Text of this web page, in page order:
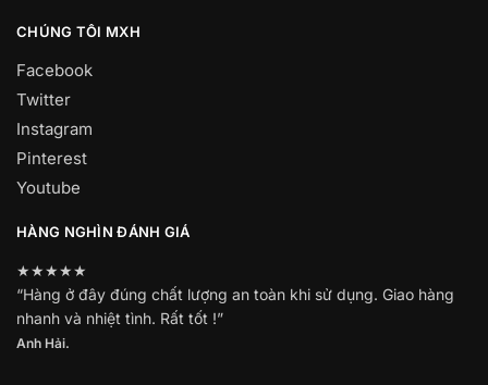
CHÚNG TÔI MXH
Facebook
Twitter
Instagram
Pinterest
Youtube
HÀNG NGHÌN ĐÁNH GIÁ
★★★★★
“Hàng ở đây đúng chất lượng an toàn khi sử dụng. Giao hàng
nhanh và nhiệt tình. Rất tốt !”
Anh Hải.